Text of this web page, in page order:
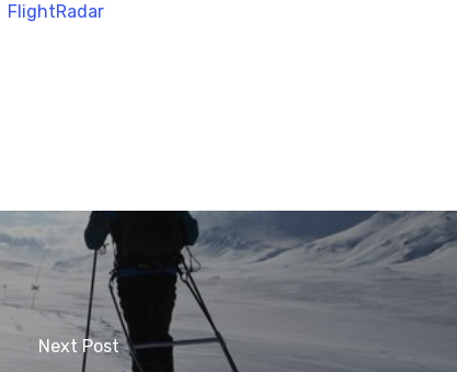
FlightRadar
Next Post